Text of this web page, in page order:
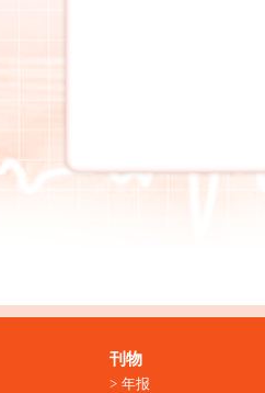
刊物
年报